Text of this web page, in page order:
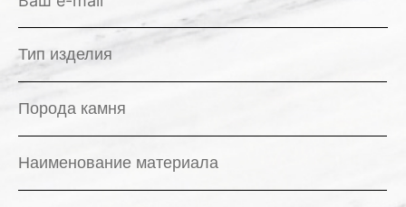
Тип изделия
Порода камня
Наименование материала